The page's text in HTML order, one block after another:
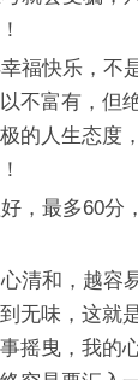
福快乐，不
不富有，但
的人生态度
，最多60分
清和，越容
无味，这就
摇曳，我的